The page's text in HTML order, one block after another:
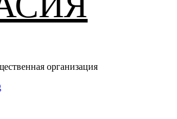
организация